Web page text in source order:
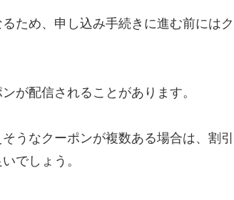
ため、申し込み手続きに進む前にはク
が配信されることがあります。
うなクーポンが複数ある場合は、割引
でしょう。